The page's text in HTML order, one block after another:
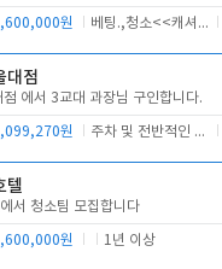
원 베팅.,청소<<캐셔 모셔봅니다.
대점
에서 3교대 과장님 구인합니다.
원 주차 및 전반적인 당번업무
텔
서 청소팀 모집합니다
원 1년 이상